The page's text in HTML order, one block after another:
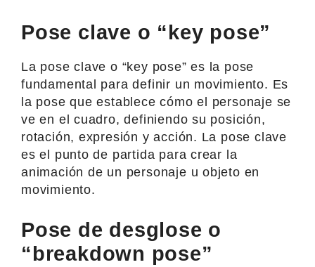
Pose clave o “key pose”
La pose clave o “key pose” es la pose
fundamental para definir un movimiento. Es
la pose que establece cómo el personaje se
ve en el cuadro, definiendo su posición,
rotación, expresión y acción. La pose clave
es el punto de partida para crear la
animación de un personaje u objeto en
movimiento.
Pose de desglose o
“breakdown pose”